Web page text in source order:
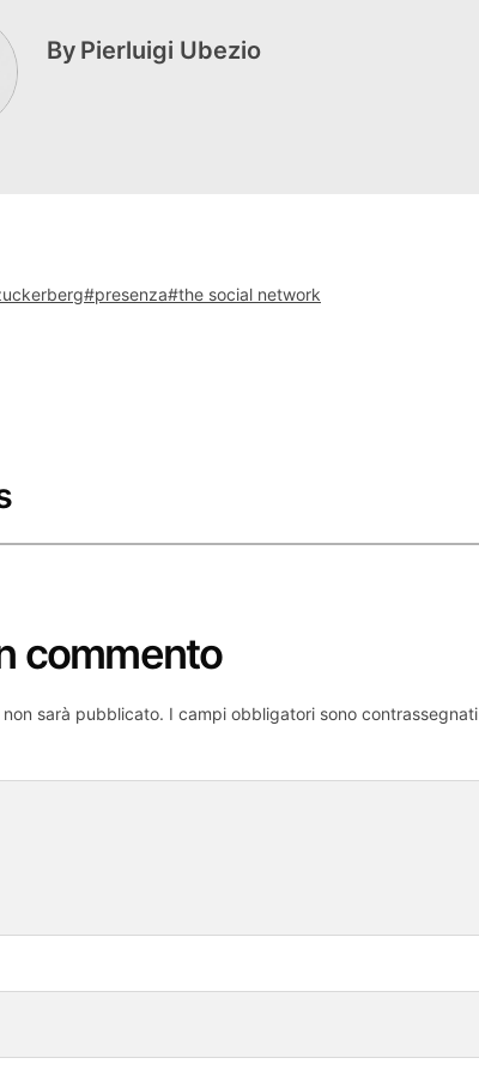
By Pierluigi Ubezio
presenza the social network
commento
sarà pubblicato. I campi obbligatori sono contrassegnati